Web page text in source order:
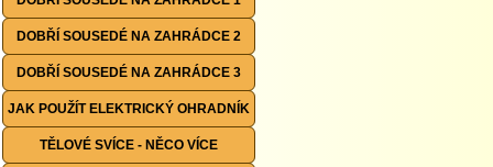
DOBŘÍ SOUSEDÉ NA ZAHRÁDCE 2
DOBŘÍ SOUSEDÉ NA ZAHRÁDCE 3
JAK POUŽÍT ELEKTRICKÝ OHRADNÍK
TĚLOVÉ SVÍCE - NĚCO VÍCE